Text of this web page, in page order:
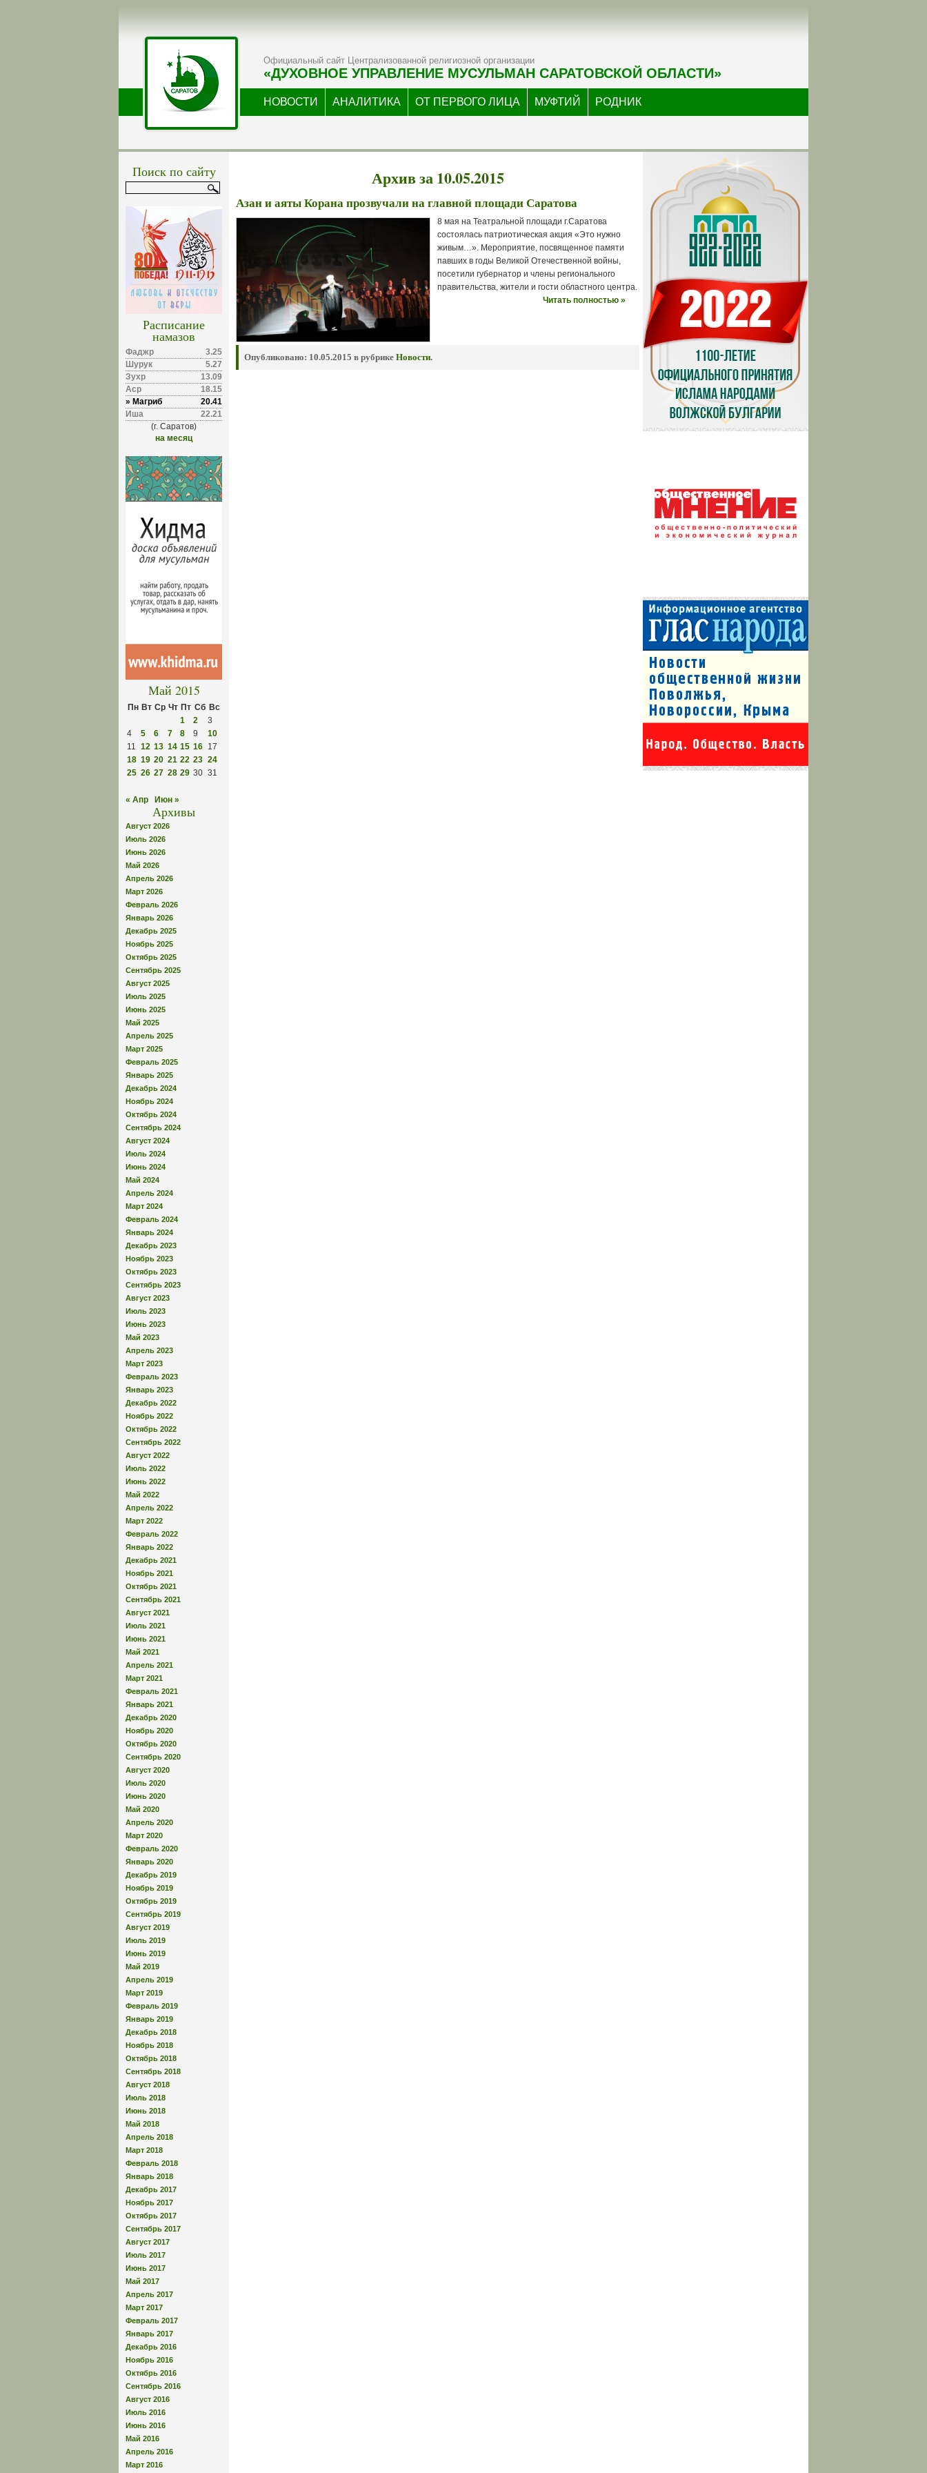
Официальный сайт Централизованной религиозной организации
«ДУХОВНОЕ УПРАВЛЕНИЕ МУСУЛЬМАН САРАТОВСКОЙ ОБЛАСТИ»
НОВОСТИ АНАЛИТИКА ОТ ПЕРВОГО ЛИЦА МУФТИЙ РОДНИК
Поиск по сайту
Расписание
намазов
Фаджр
3.25
Шурук
5.27
Зухр
13.09
Аср
18.15
» Магриб
20.41
Иша
22.21
(г. Саратов)
на месяц
Май 2015
Пн Вт Ср Чт Пт Сб Вс
1
2
3
4
5 6 7 8 9
10
11
12 13 14 15 16 17
18 19 20 21 22 23 24
25 26 27 28 29 30 31
« Апр Июн »
Архивы
Август 2026
Июль 2026
Июнь 2026
Май 2026
Апрель 2026
Март 2026
Февраль 2026
Январь 2026
Декабрь 2025
Ноябрь 2025
Октябрь 2025
Сентябрь 2025
Август 2025
Июль 2025
Июнь 2025
Май 2025
Апрель 2025
Март 2025
Февраль 2025
Январь 2025
Декабрь 2024
Ноябрь 2024
Октябрь 2024
Сентябрь 2024
Август 2024
Июль 2024
Июнь 2024
Май 2024
Апрель 2024
Март 2024
Февраль 2024
Январь 2024
Декабрь 2023
Ноябрь 2023
Октябрь 2023
Сентябрь 2023
Август 2023
Июль 2023
Июнь 2023
Май 2023
Апрель 2023
Март 2023
Февраль 2023
Январь 2023
Декабрь 2022
Ноябрь 2022
Октябрь 2022
Сентябрь 2022
Август 2022
Июль 2022
Июнь 2022
Май 2022
Апрель 2022
Март 2022
Февраль 2022
Январь 2022
Декабрь 2021
Ноябрь 2021
Октябрь 2021
Сентябрь 2021
Август 2021
Июль 2021
Июнь 2021
Май 2021
Апрель 2021
Март 2021
Февраль 2021
Январь 2021
Декабрь 2020
Ноябрь 2020
Октябрь 2020
Сентябрь 2020
Август 2020
Июль 2020
Июнь 2020
Май 2020
Апрель 2020
Март 2020
Февраль 2020
Январь 2020
Декабрь 2019
Ноябрь 2019
Октябрь 2019
Сентябрь 2019
Август 2019
Июль 2019
Июнь 2019
Май 2019
Апрель 2019
Март 2019
Февраль 2019
Январь 2019
Декабрь 2018
Ноябрь 2018
Октябрь 2018
Сентябрь 2018
Август 2018
Июль 2018
Июнь 2018
Май 2018
Апрель 2018
Март 2018
Февраль 2018
Январь 2018
Декабрь 2017
Ноябрь 2017
Октябрь 2017
Сентябрь 2017
Август 2017
Июль 2017
Июнь 2017
Май 2017
Апрель 2017
Март 2017
Февраль 2017
Январь 2017
Декабрь 2016
Ноябрь 2016
Октябрь 2016
Сентябрь 2016
Август 2016
Июль 2016
Июнь 2016
Май 2016
Апрель 2016
Март 2016
Архив за 10.05.2015
Азан и аяты Корана прозвучали на главной площади Саратова
8 мая на Театральной площади г.Саратова
состоялась патриотическая акция «Это нужно
живым…». Мероприятие, посвященное памяти
павших в годы Великой Отечественной войны,
посетили губернатор и члены регионального
правительства, жители и гости областного центра.
Читать полностью »
Опубликовано: 10.05.2015 в рубрике Новости.